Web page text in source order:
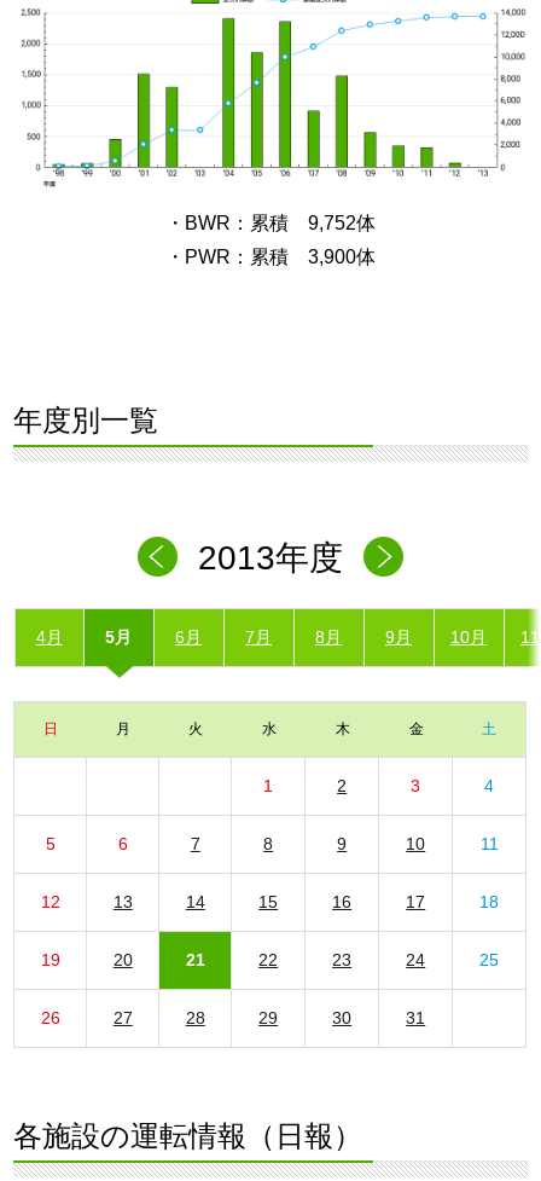
・BWR：累積 9,752体
・PWR：累積 3,900体
年度別一覧
2013年度
4月 5月 6月 7月 8月 9月 10月
日 月 火 水 木 金 土
1 2 3 4
5 6 7 8 9 10 11
12 13 14 15 16 17 18
19 20 21 22 23 24 25
26 27 28 29 30 31
各施設の運転情報（日報）